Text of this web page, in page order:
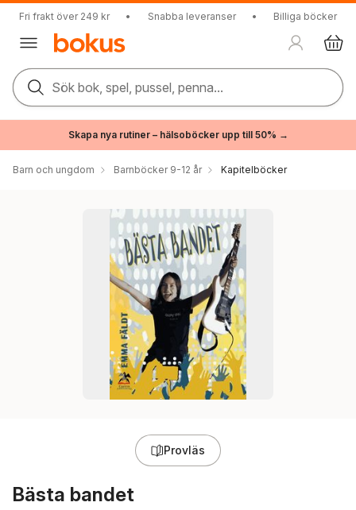
Fri frakt över 249 kr • Snabba leveranser • Billiga böcker
Sök bok, spel, pussel, penna...
Skapa nya rutiner – hälsoböcker upp till 50% →
Barn och ungdom Barnböcker 9-12 år Kapitelböcker
Provläs
Bästa bandet